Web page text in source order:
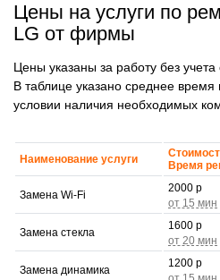
Цены на услуги по
LG от фирмы
Цены указаны за работу без учета
В таблице указано среднее
условии наличия необходимых
Наименование услуги
Время
Замена Wi-Fi
2000 р
Замена стекла
1600 р
Замена динамика
1200 р